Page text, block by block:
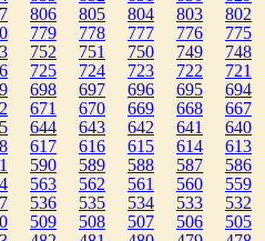
806 805 804 803 802
779 778 777 776 775
752 751 750 749 748
725 724 723 722 721
698 697 696 695 694
671 670 669 668 667
644 643 642 641 640
617 616 615 614 613
590 589 588 587 586
563 562 561 560 559
536 535 534 533 532
509 508 507 506 505